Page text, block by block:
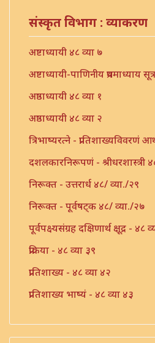
संस्कृत विभाग : व्याकरण
अष्टाध्यायी ४८ व्या ७
अष्टाध्यायी-पाणिनीय प्रथमाध्याय
अष्ठाध्यायी ४८ व्या १
अष्ठाध्यायी ४८ व्या २
त्रिभाष्यरत्ने - प्रातिशाख्यविवरणं
दशलकारनिरूपणं - श्रीधरशास्त्री
निरूक्त - उत्तरार्ध ४८/ व्या./२९
निरूक्त - पूर्वषट्क ४८/ व्या./२७
पूर्वपक्ष्यसंग्रह दक्षिणार्थ क्षूद्र - ४८
प्रक्रिया - ४८ व्या ३९
प्रातिशाख्य - ४८ व्या ४२
प्रातिशाख्य भाष्यं - ४८ व्या ४३
प्रौढमनोरमा ४८ व्या ४६